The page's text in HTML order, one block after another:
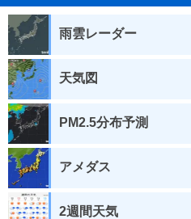
雨雲レーダー
天気図
PM2.5分布予測
アメダス
2週間天気